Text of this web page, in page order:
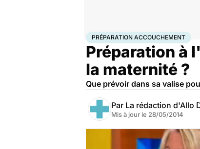
AccueilFamilleGrossessePréparation
PRÉPARATION ACCOUCHEMENT
Préparation à
la maternité ?
Que prévoir dans sa valise
Par La rédaction d'Allo
Mis à jour le 28/05/2014